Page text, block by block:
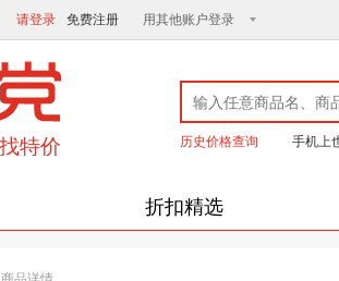
请登录 免费注册 用其他账户登录
历史价格查询 手机上
折扣精选